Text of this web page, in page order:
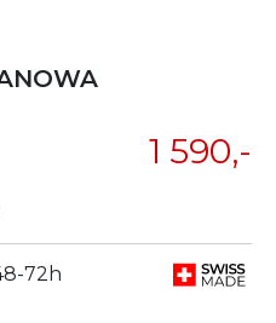
1 590,-
72h